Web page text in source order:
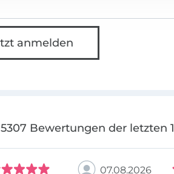
anmelden
Bewertungen der letzten
07.08.2026